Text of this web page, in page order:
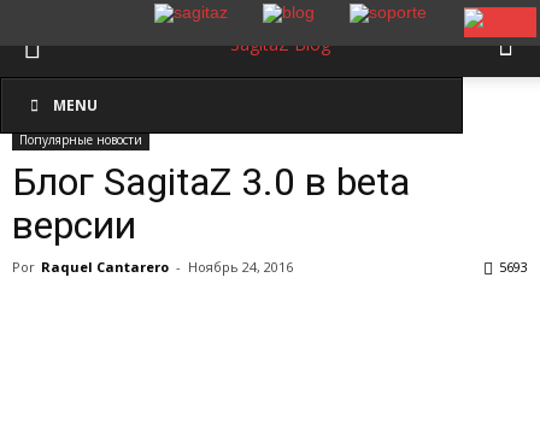
MENU
Inicio Популярные новости
Популярные новости
Блог SagitaZ 3.0 в beta
версии
Por Raquel Cantarero - Ноябрь 24, 2016 5693